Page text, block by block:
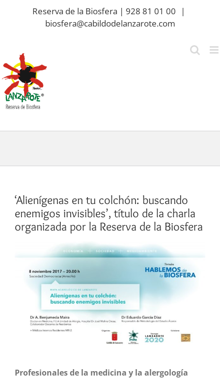
Reserva de la Biosfera | 928 81 01 00
|
biosfera@cabildodelanzarote.com
‘Alienígenas en tu colchón: buscando
enemigos invisibles’, título de la charla
organizada por la Reserva de la Biosfera
más
Profesionales de la medicina y la alergología